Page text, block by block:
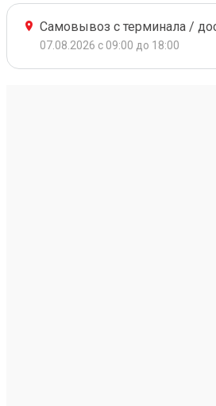
Самовывоз с терминала /
07.08.2026 с 09:00 до 18:00